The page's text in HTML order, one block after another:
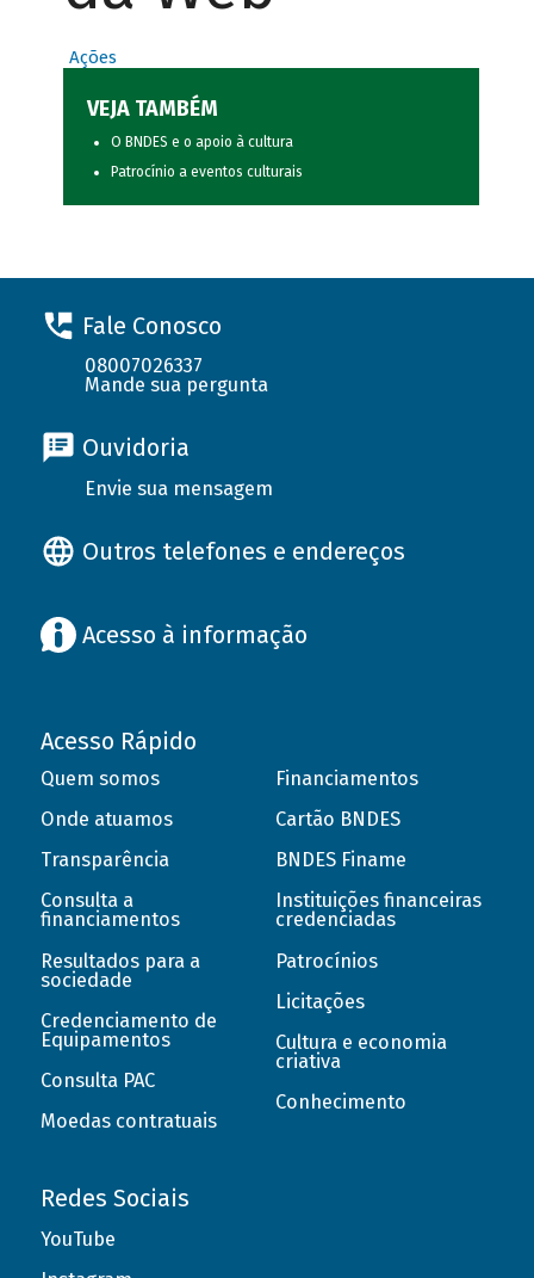
Ações
VEJA TAMBÉM
O BNDES e o apoio à cultura
Patrocínio a eventos culturais
Fale Conosco
08007026337
Mande sua pergunta
Ouvidoria
Envie sua mensagem
Outros telefones e endereços
Acesso à informação
Acesso Rápido
Quem somos
Onde atuamos
Transparência
Consulta a
financiamentos
Resultados para a
sociedade
Credenciamento de
Equipamentos
Consulta PAC
Moedas contratuais
Financiamentos
Cartão BNDES
BNDES Finame
Instituições financeiras
credenciadas
Patrocínios
Licitações
Cultura e economia
criativa
Conhecimento
Redes Sociais
YouTube